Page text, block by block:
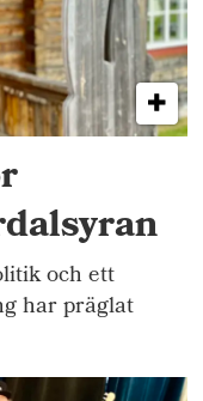
och ett
har präglat